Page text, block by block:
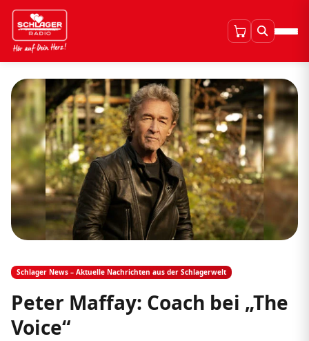
Schlager News – Aktuelle Nachrichten aus der Schlagerwelt
Peter Maffay: Coach bei „The
Voice“